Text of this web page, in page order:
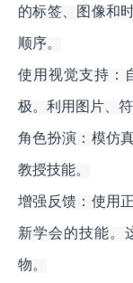
的标签、图像和
顺序。
使用视觉支持：
极。利用图片、
角色扮演：模仿
教授技能。
增强反馈：使用
新学会的技能。
物。